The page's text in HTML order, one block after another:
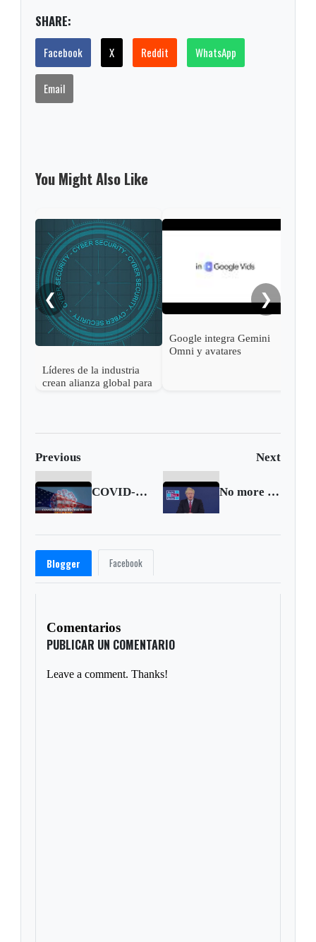
SHARE:
Facebook X Reddit WhatsApp
Email
You Might Also Like
❮
Líderes de la industria
crean alianza global para
Google integra Gemini
Omni y avatares
❯
Previous Next
COVID-19 figures in the United States (Oct. 6 2020) No more status quo: PM Johnson vows to transform Britain after coronavirus crisis
Blogger Facebook
Comentarios
PUBLICAR UN COMENTARIO
Leave a comment. Thanks!